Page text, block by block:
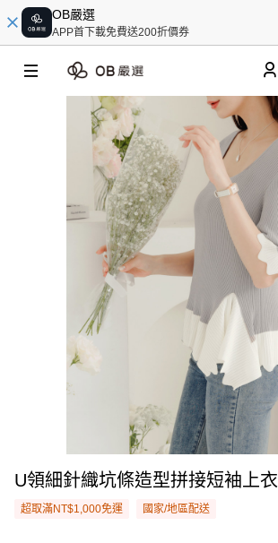
OB嚴選
APP首下載免費送200折價券
U領細針織坑條造型拼接短袖上衣
超取滿NT$1,000免運 國家/地區配送